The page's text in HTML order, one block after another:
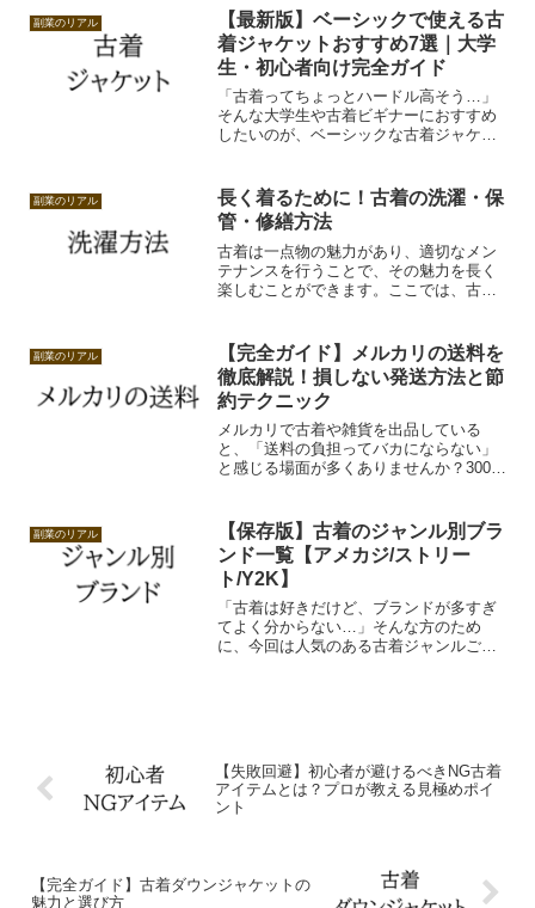
副業のリアル
【最新版】ベーシックで使える古
着ジャケットおすすめ7選｜大学
生・初心者向け完全ガイド
「古着ってちょっとハードル高そう…」
そんな大学生や古着ビギナーにおすすめ
したいのが、ベーシックな古着ジャケッ
ット7選を紹介します。
副業のリアル
長く着るために！古着の洗濯・保
管・修繕方法
古着は一点物の魅力があり、適切なメン
テナンスを行うことで、その魅力を長く
楽しむことができます。ここでは、古着
副業のリアル
【完全ガイド】メルカリの送料を
徹底解説！損しない発送方法と節
約テクニック
メルカリで古着や雑貨を出品している
と、「送料の負担ってバカにならない」
と感じる場面が多くありませんか？300
圧迫してきます。とくに「売れたはいい
けど、送料を引いたら...
副業のリアル
【保存版】古着のジャンル別ブラ
ンド一覧【アメカジ/ストリー
ト/Y2K】
「古着は好きだけど、ブランドが多すぎ
てよく分からない…」そんな方のため
に、今回は人気のある古着ジャンルごと
考にもなる保存版リストとして、ぜひブ
ックマークして活用してください！
【失敗回避】初心者が避けるべきNG古着
アイテムとは？プロが教える見極めポイ
ント
【完全ガイド】古着ダウンジャケットの
魅力と選び方